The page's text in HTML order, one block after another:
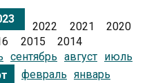
2022 2021
2020
2015
2014
сентябрь август июль
февраль январь